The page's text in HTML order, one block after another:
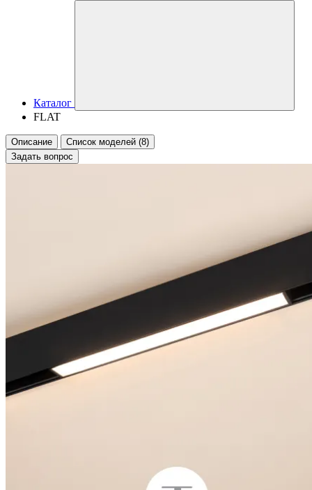
Каталог
FLAT
Описание
Список моделей (8)
Задать вопрос